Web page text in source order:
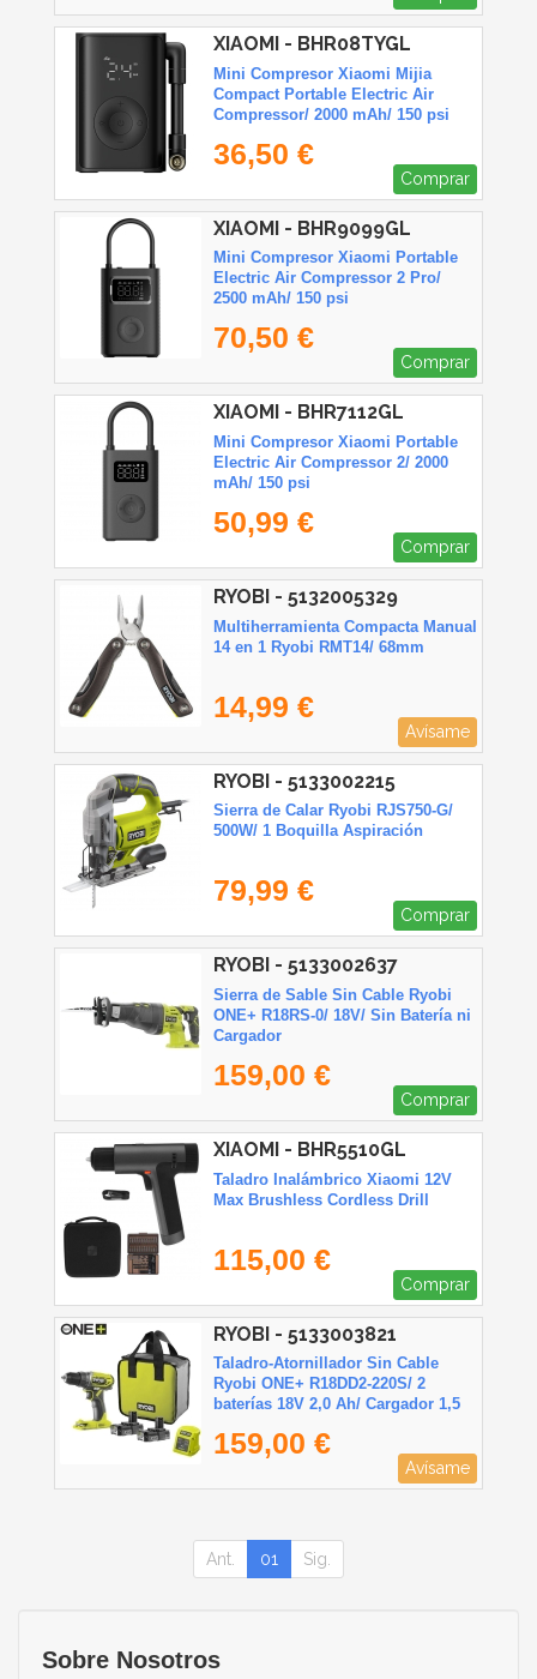
XIAOMI - BHR08TYGL
Mini Compresor Xiaomi Mijia
Compact Portable Electric Air
Compressor/ 2000 mAh/ 150 psi
36,50 €
Comprar
XIAOMI - BHR9099GL
Mini Compresor Xiaomi Portable
Electric Air Compressor 2 Pro/
2500 mAh/ 150 psi
70,50 €
Comprar
XIAOMI - BHR7112GL
Mini Compresor Xiaomi Portable
Electric Air Compressor 2/ 2000
mAh/ 150 psi
50,99 €
Comprar
RYOBI - 5132005329
Multiherramienta Compacta Manual
14 en 1 Ryobi RMT14/ 68mm
14,99 €
Avísame
RYOBI - 5133002215
Sierra de Calar Ryobi RJS750-G/
500W/ 1 Boquilla Aspiración
79,99 €
Comprar
RYOBI - 5133002637
Sierra de Sable Sin Cable Ryobi
ONE+ R18RS-0/ 18V/ Sin Batería ni
Cargador
159,00 €
Comprar
XIAOMI - BHR5510GL
Taladro Inalámbrico Xiaomi 12V
Max Brushless Cordless Drill
115,00 €
Comprar
RYOBI - 5133003821
Taladro-Atornillador Sin Cable
Ryobi ONE+ R18DD2-220S/ 2
baterías 18V 2,0 Ah/ Cargador 1,5
159,00 €
Avísame
Ant. 01 Sig.
Sobre Nosotros